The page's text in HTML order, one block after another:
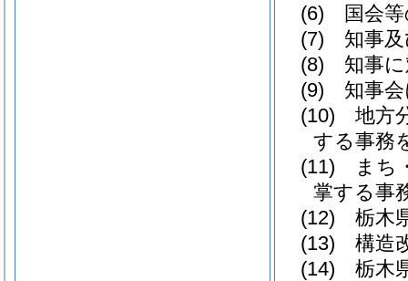
(6) 国会等
(7) 知事及
(8) 知事に
(9) 知事会
(10) 地方
する事務
(11) まち
掌する事
(12) 栃木
(13) 構造
(14) 栃木